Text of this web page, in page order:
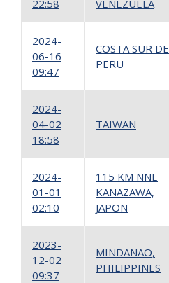
22:58
VENEZUELA
2024-
06-16
09:47
COSTA SUR DE
PERU
2024-
04-02
18:58
TAIWAN
2024-
01-01
02:10
115 KM NNE
KANAZAWA,
JAPON
2023-
12-02
09:37
MINDANAO,
PHILIPPINES